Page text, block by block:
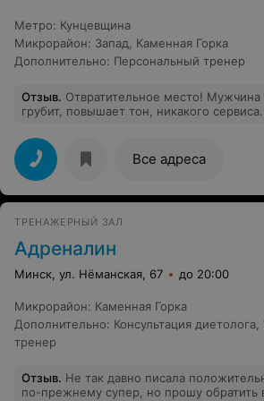
Метро: Кунцевщина
Микрорайон: Запад
Каменная Горка
Дополнительно: Персональный тренер
Отзыв. Отвратительное место!
грубит, повышает тон, никакого
сказал "Мне ваш кошелёк не нужен". А
вообще в таком шоке. Говорит сдачи нет
проблемы, выходить с зала ему
менять деньги - так заранее нужно
работе. Самый ужасный персонал, куда
маске, причём маска на месте 1 руб.
тренажеры, за которыми не следят. В
не приходите в этот зал. Позор.
Все адреса
ТРЕНАЖЕРНЫЙ ЗАЛ
Адреналин
Минск, ул. Нёманская, 67 до 20:00
Микрорайон: Каменная Горка
Дополнительно: Консультация диетолога
тренер
Отзыв. Не так давно писала
по-прежнему супер, но прошу обратить